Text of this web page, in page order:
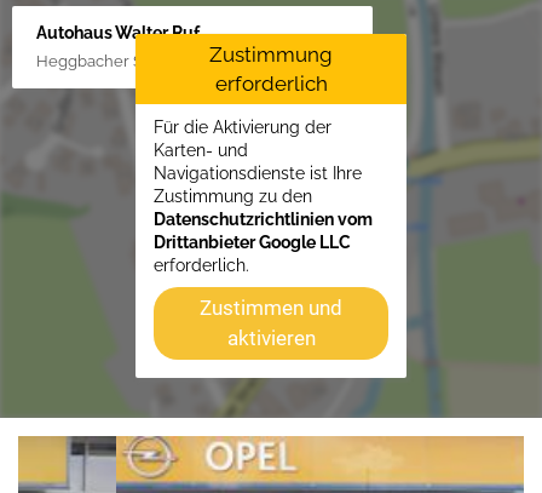
Autohaus Walter Ruf
Heggbacher Straße 25, 88477 Schönebürg
Zustimmung
erforderlich
Für die Aktivierung der
Karten- und
Navigationsdienste ist Ihre
Zustimmung zu den
Datenschutzrichtlinien vom
Drittanbieter Google LLC
erforderlich.
Zustimmen und
aktivieren